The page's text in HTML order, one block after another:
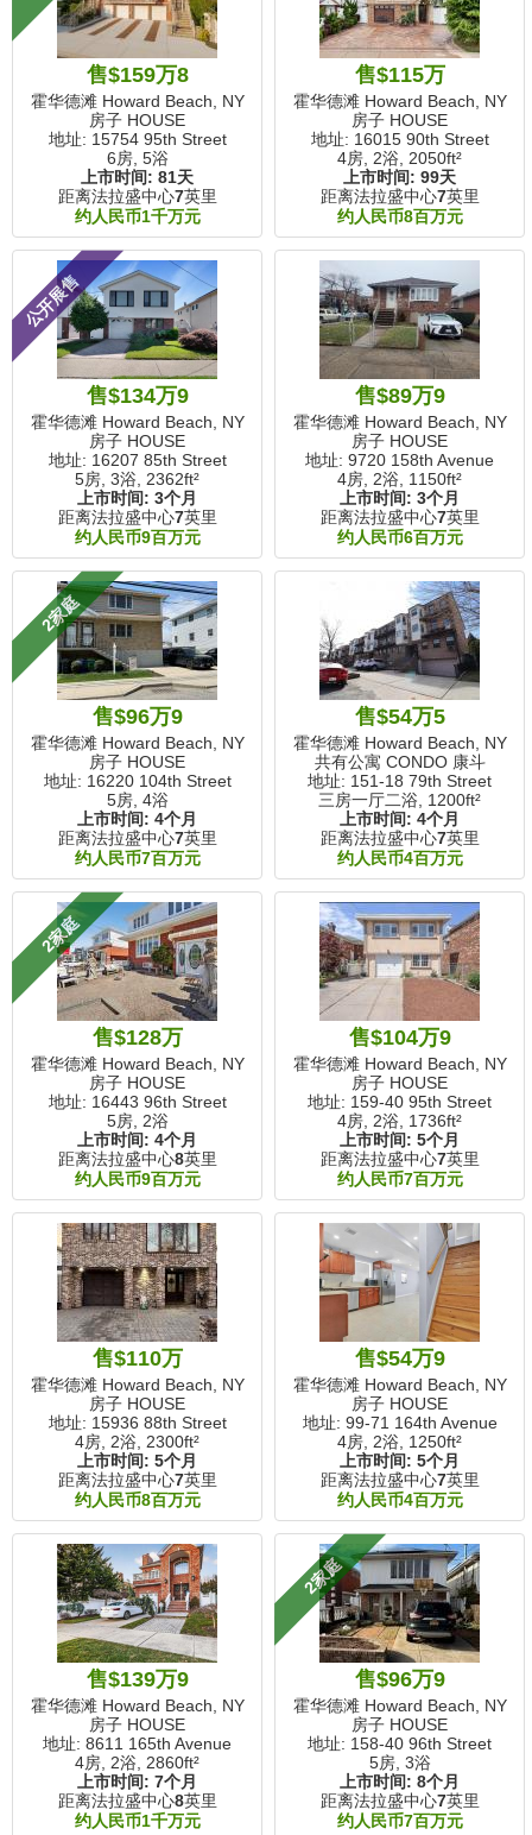
售$159万8
霍华德滩 Howard Beach, NY
房子 HOUSE
地址: 15754 95th Street
6房, 5浴
上市时间: 81天
距离法拉盛中心7英里
约人民币1千万元
售$115万
霍华德滩 Howard Beach, NY
房子 HOUSE
地址: 16015 90th Street
4房, 2浴, 2050ft²
上市时间: 99天
距离法拉盛中心7英里
约人民币8百万元
公开展售
售$134万9
霍华德滩 Howard Beach, NY
房子 HOUSE
地址: 16207 85th Street
5房, 3浴, 2362ft²
上市时间: 3个月
距离法拉盛中心7英里
约人民币9百万元
售$89万9
霍华德滩 Howard Beach, NY
房子 HOUSE
地址: 9720 158th Avenue
4房, 2浴, 1150ft²
上市时间: 3个月
距离法拉盛中心7英里
约人民币6百万元
2家庭
售$96万9
霍华德滩 Howard Beach, NY
房子 HOUSE
地址: 16220 104th Street
5房, 4浴
上市时间: 4个月
距离法拉盛中心7英里
约人民币7百万元
售$54万5
霍华德滩 Howard Beach, NY
共有公寓 CONDO 康斗
地址: 151-18 79th Street
三房一厅二浴, 1200ft²
上市时间: 4个月
距离法拉盛中心7英里
约人民币4百万元
2家庭
售$128万
霍华德滩 Howard Beach, NY
房子 HOUSE
地址: 16443 96th Street
5房, 2浴
上市时间: 4个月
距离法拉盛中心8英里
约人民币9百万元
售$104万9
霍华德滩 Howard Beach, NY
房子 HOUSE
地址: 159-40 95th Street
4房, 2浴, 1736ft²
上市时间: 5个月
距离法拉盛中心7英里
约人民币7百万元
售$110万
霍华德滩 Howard Beach, NY
房子 HOUSE
地址: 15936 88th Street
4房, 2浴, 2300ft²
上市时间: 5个月
距离法拉盛中心7英里
约人民币8百万元
售$54万9
霍华德滩 Howard Beach, NY
房子 HOUSE
地址: 99-71 164th Avenue
4房, 2浴, 1250ft²
上市时间: 5个月
距离法拉盛中心7英里
约人民币4百万元
售$139万9
霍华德滩 Howard Beach, NY
房子 HOUSE
地址: 8611 165th Avenue
4房, 2浴, 2860ft²
上市时间: 7个月
距离法拉盛中心8英里
约人民币1千万元
2家庭
售$96万9
霍华德滩 Howard Beach, NY
房子 HOUSE
地址: 158-40 96th Street
5房, 3浴
上市时间: 8个月
距离法拉盛中心7英里
约人民币7百万元